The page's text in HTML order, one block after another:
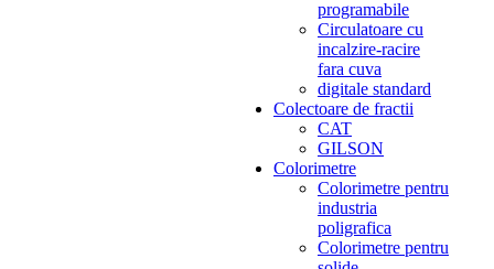
programabile
Circulatoare cu
incalzire-racire
fara cuva
digitale standard
Colectoare de fractii
CAT
GILSON
Colorimetre
Colorimetre pentru
industria
poligrafica
Colorimetre pentru